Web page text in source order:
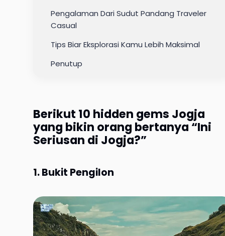
Pengalaman Dari Sudut Pandang Traveler
Casual
Tips Biar Eksplorasi Kamu Lebih Maksimal
Penutup
Berikut 10 hidden gems Jogja
yang bikin orang bertanya “Ini
Seriusan di Jogja?”
1. Bukit Pengilon